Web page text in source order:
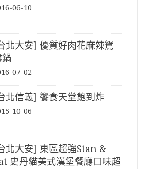
06-10
北大安] 優質好肉花麻辣鴛
鍋
07-02
北信義] 饗食天堂飽到炸
10-06
北大安] 東區超強Stan &
史丹貓美式漢堡餐廳口味超